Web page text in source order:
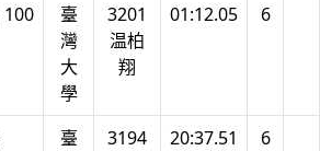
100
臺
灣
大
學
3201
温柏
翔
01:12.05 6
臺
3194
20:37.51 6